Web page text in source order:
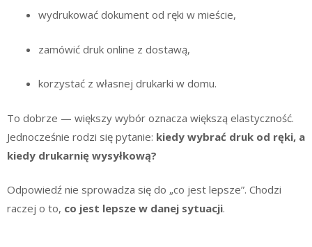
wydrukować dokument od ręki w mieście,
zamówić druk online z dostawą,
korzystać z własnej drukarki w domu.
To dobrze — większy wybór oznacza większą elastyczność.
Jednocześnie rodzi się pytanie: kiedy wybrać druk od ręki, a
kiedy drukarnię wysyłkową?
Odpowiedź nie sprowadza się do „co jest lepsze”. Chodzi
raczej o to, co jest lepsze w danej sytuacji.